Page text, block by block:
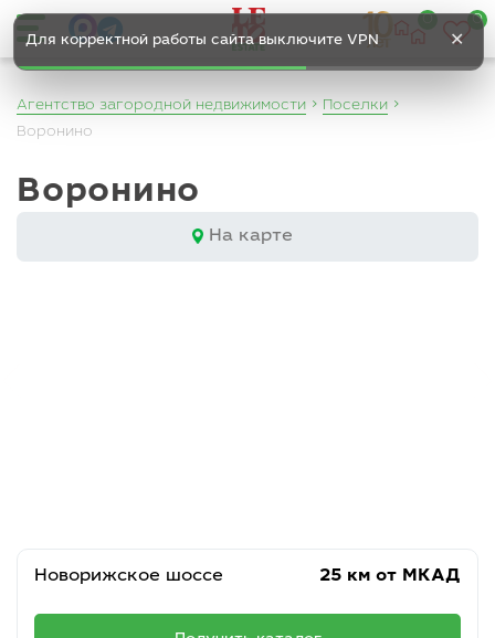
Для корректной работы сайта выключите VPN ✕
0
Агентство загородной недвижимости
Поселки
Воронино
Воронино
На карте
Новорижское шоссе 25 км от МКАД